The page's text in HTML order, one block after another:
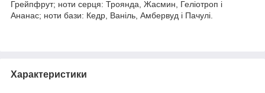
Грейпфрут; ноти серця: Троянда, Жасмин, Геліотроп і
Ананас; ноти бази: Кедр, Ваніль, Амбервуд і Пачулі.
Характеристики